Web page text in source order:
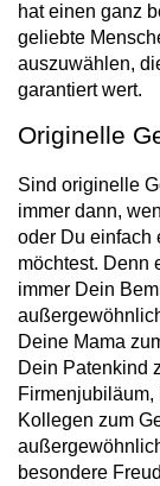
hat einen ganz
geliebte
auszuwählen,
garantiert wert.
Originelle
Sind originelle
immer dann,
oder Du einfach
möchtest. Denn
immer Dein
Deine Mama
Dein Patenkind
Kollegen zum
besondere